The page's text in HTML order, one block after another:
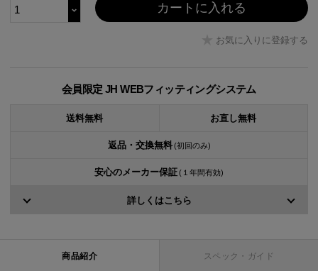
お気に入りに登録する
カートに入れる
会員限定 JH WEBフィッティングシステム
送料無料 お直し無料
返品・交換無料 (初回のみ)
安心のメーカー保証(１年間有効)
詳しくはこちら
商品紹介 スペック・ガイド